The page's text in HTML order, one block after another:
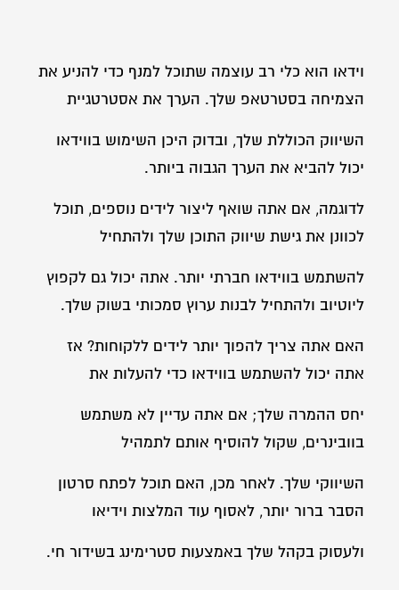
וידאו הוא כלי רב עוצמה שתוכל למנף כדי להניע את
הצמיחה בסטרטאפ שלך. הערך את אסטרטגיית
השיווק הכוללת שלך, ובדוק היכן השימוש בווידאו
יכול להביא את הערך הגבוה ביותר.
לדוגמה, אם אתה שואף ליצור לידים נוספים, תוכל
לכוונן את גישת שיווק התוכן שלך ולהתחיל
להשתמש בווידאו חברתי יותר. אתה יכול גם לקפוץ
ליוטיוב ולהתחיל לבנות ערוץ סמכותי בשוק שלך.
האם אתה צריך להפוך יותר לידים ללקוחות? אז
אתה יכול להשתמש בווידאו כדי להעלות את
יחס ההמרה שלך; אם אתה עדיין לא משתמש
בוובינרים, שקול להוסיף אותם לתמהיל
השיווקי שלך. לאחר מכן, האם תוכל לפתח סרטון
הסבר ברור יותר, לאסוף עוד המלצות וידיאו
ולעסוק בקהל שלך באמצעות סטרימינג בשידור חי.